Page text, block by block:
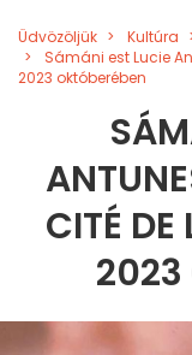
Üdvözöljük Kultúra
Sámáni est Lucie
2023 októberében
CITÉ
2023